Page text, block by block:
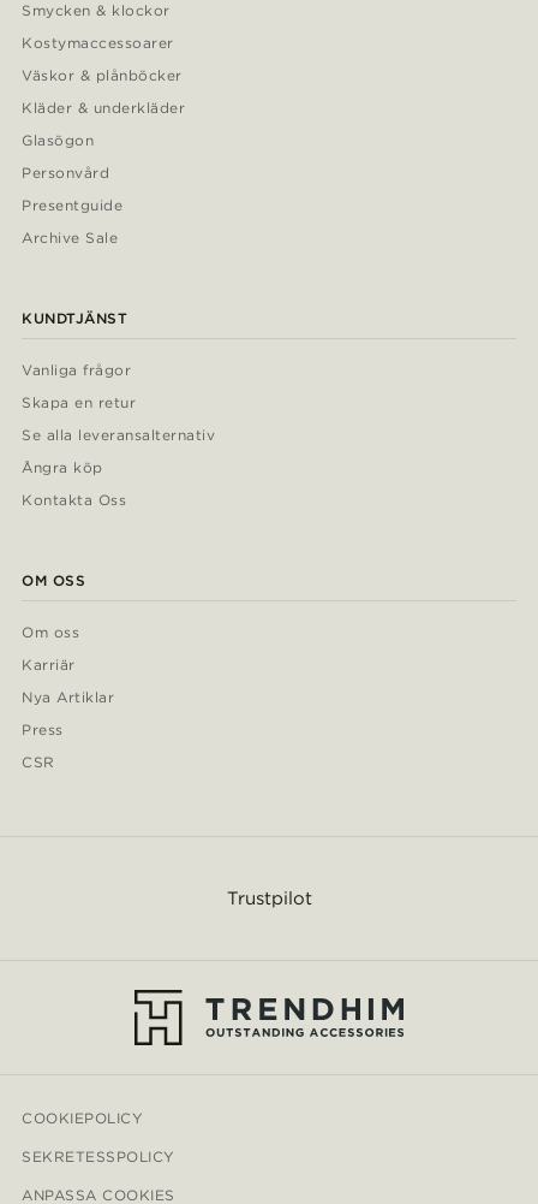
Smycken & klockor
Kostymaccessoarer
Väskor & plånböcker
Kläder & underkläder
Glasögon
Personvård
Presentguide
Archive Sale
KUNDTJÄNST
Vanliga frågor
Skapa en retur
Se alla leveransalternativ
Ångra köp
Kontakta Oss
OM OSS
Om oss
Karriär
Nya Artiklar
Press
CSR
Trustpilot
COOKIEPOLICY
SEKRETESSPOLICY
ANPASSA COOKIES